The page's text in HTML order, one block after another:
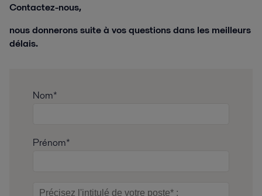
Contactez-nous,
nous donnerons suite à vos questions dans les meilleurs
délais.
Nom*
Prénom*